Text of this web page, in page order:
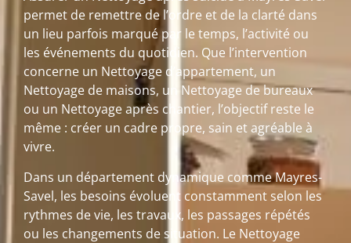
permet de remettre de l’ordre et de la clarté dans
un lieu parfois marqué par le temps, l’activité ou
les événements du quotidien. Que l’intervention
concerne un Nettoyage d’appartement, un
Nettoyage de maisons, un Nettoyage de bureaux
ou un Nettoyage après chantier, l’objectif reste le
même : créer un cadre propre, sain et agréable à
vivre.
Dans un département dynamique comme Mayres-
Savel, les besoins évoluent constamment selon les
rythmes de vie, les travaux, les passages répétés
ou les changements de situation. Le Nettoyage